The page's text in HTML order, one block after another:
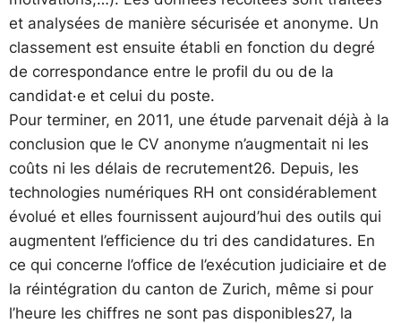
et analysées de manière sécurisée et anonyme. Un
classement est ensuite établi en fonction du degré
de correspondance entre le profil du ou de la
candidat·e et celui du poste.
Pour terminer, en 2011, une étude parvenait déjà à la
conclusion que le CV anonyme n’augmentait ni les
coûts ni les délais de recrutement26. Depuis, les
technologies numériques RH ont considérablement
évolué et elles fournissent aujourd’hui des outils qui
augmentent l’efficience du tri des candidatures. En
ce qui concerne l’office de l’exécution judiciaire et de
la réintégration du canton de Zurich, même si pour
l’heure les chiffres ne sont pas disponibles27, la